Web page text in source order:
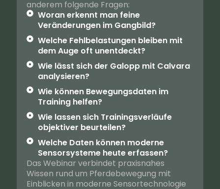
anderem folgende Fragen:
Woran erkennt man feine
Veränderungen im Gangbild?
Welche Fehlbelastungen bleiben mit
dem Auge oft unentdeckt?
Wie lässt sich der Galopp mit Calvara
analysieren?
Wie können Bewegungsdaten im
Training helfen?
Wie lassen sich Trainingsverläufe
objektiver beurteilen?
Welche Daten können moderne
Sensorsysteme heute erfassen?
Das Webinar verbindet praxisnahes
Wissen rund um Pferdebewegung mit
Einblicken in moderne Sensortechnologie